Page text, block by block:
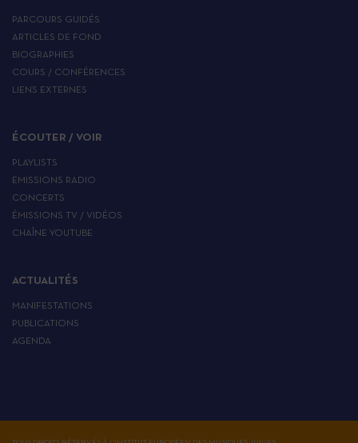
PARCOURS GUIDÉS
ARTICLES DE FOND
BIOGRAPHIES
COURS / CONFÉRENCES
LIENS EXTERNES
ÉCOUTER / VOIR
PLAYLISTS
EMISSIONS RADIO
CONCERTS
ÉMISSIONS TV / VIDÉOS
CHAÎNE YOUTUBE
ACTUALITÉS
MANIFESTATIONS
PUBLICATIONS
AGENDA